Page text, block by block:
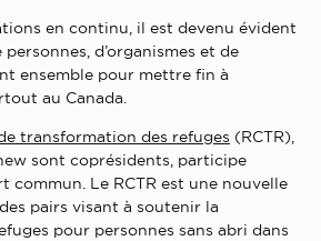
en continu, il est devenu évident
d’organismes et de
ensemble pour mettre fin à
au Canada.
transformation des refuges (RCTR),
sont coprésidents, participe
commun. Le RCTR est une nouvelle
pairs visant à soutenir la
pour personnes sans abri dans